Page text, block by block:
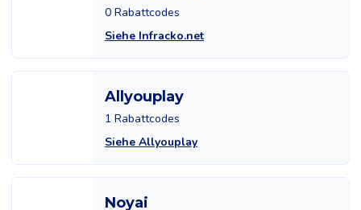
0 Rabattcodes
Siehe Infracko.net
Allyouplay
1 Rabattcodes
Siehe Allyouplay
Noyai